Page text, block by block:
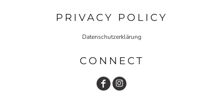
PRIVACY POLICY
Datenschutzerklärung
CONNECT